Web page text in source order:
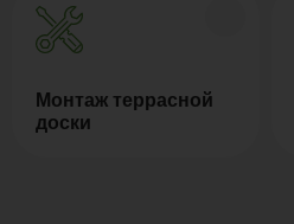
Монтаж террасной
доски